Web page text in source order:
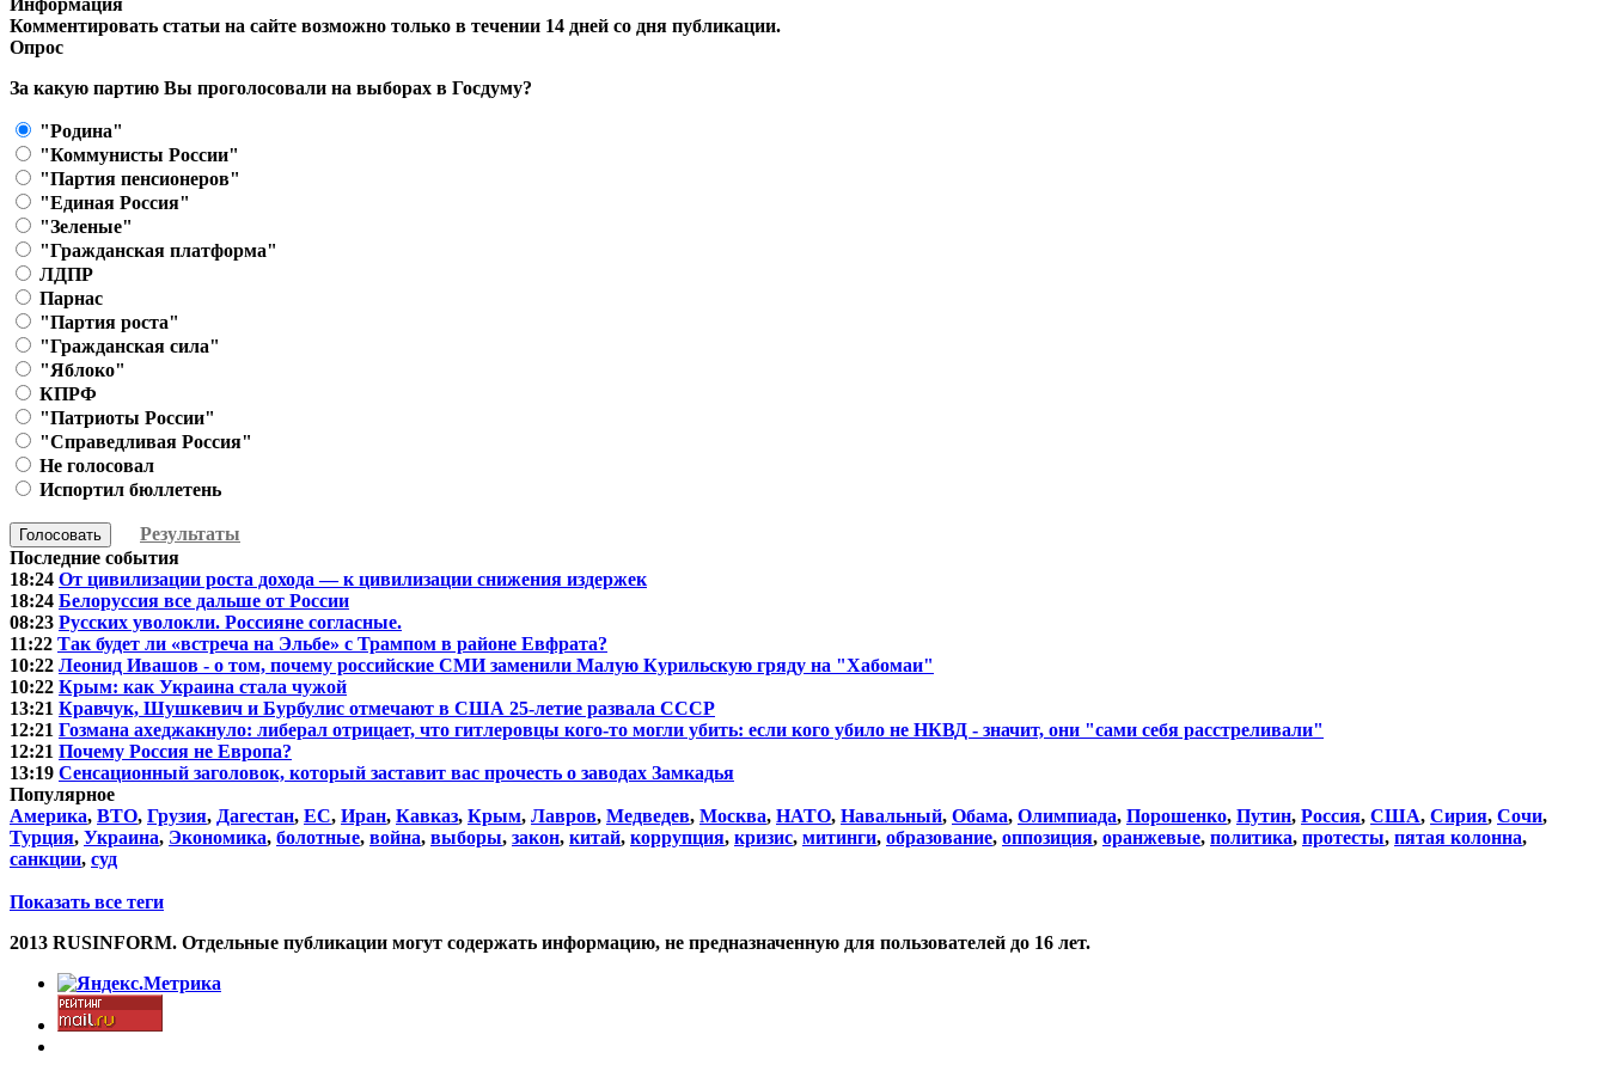
Комментировать статьи на сайте возможно только в течении 14 дней со дня публикации.
Опрос
За какую партию Вы проголосовали на выборах в Госдуму?
"Родина"
"Коммунисты России"
"Партия пенсионеров"
"Единая Россия"
"Зеленые"
"Гражданская платформа"
ЛДПР
Парнас
"Партия роста"
"Гражданская сила"
"Яблоко"
КПРФ
"Патриоты России"
"Справедливая Россия"
Не голосовал
Испортил бюллетень
Голосовать
Результаты
Последние события
18:24 От цивилизации роста дохода — к цивилизации снижения издержек
18:24 Белоруссия все дальше от России
08:23 Русских уволокли. Россияне согласные.
11:22 Так будет ли «встреча на Эльбе» с Трампом в районе Евфрата?
10:22 Леонид Ивашов - о том, почему российские СМИ заменили Малую Курильскую гряду на "Хабомаи"
10:22 Крым: как Украина стала чужой
13:21 Кравчук, Шушкевич и Бурбулис отмечают в США 25-летие развала СССР
12:21 Гозмана ахеджакнуло: либерал отрицает, что гитлеровцы кого-то могли убить: если кого убило не НКВД - значит, они "сами себя расстреливали"
12:21 Почему Россия не Европа?
13:19 Сенсационный заголовок, который заставит вас прочесть о заводах Замкадья
Популярное
Америка, ВТО, Грузия, Дагестан, ЕС, Иран, Кавказ, Крым, Лавров, Медведев, Москва, НАТО, Навальный, Обама, Олимпиада, Порошенко, Путин, Россия, США, Сирия, Сочи,
Турция, Украина, Экономика, болотные, война, выборы, закон, китай, коррупция, кризис, митинги, образование, оппозиция, оранжевые, политика, протесты, пятая колонна,
санкции, суд
Показать все теги
2013 RUSINFORM. Отдельные публикации могут содержать информацию, не предназначенную для пользователей до 16 лет.